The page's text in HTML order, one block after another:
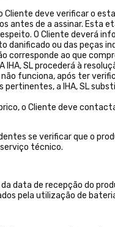
deve verificar o
de a assinar. Esta
O Cliente deverá
ou das peças
corresponde ao que
SL procederá à
funciona, após ter
a IHA, SL
o Cliente deve
se verificar que o
técnico.
data de recepção do
pela utilização de